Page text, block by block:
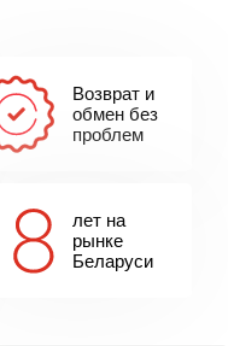
Возврат и
обмен без
проблем
лет на
рынке
Беларуси